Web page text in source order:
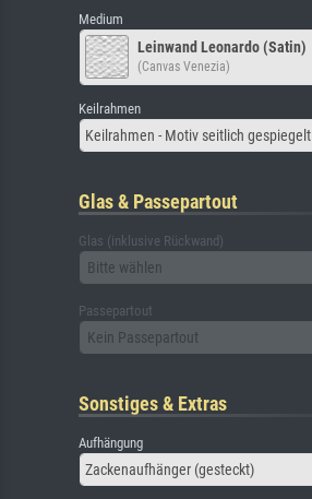
Medium
Leinwand Leonardo (Satin)
(Canvas Venezia)
Keilrahmen
Keilrahmen - Motiv seitlich gespiegelt
Glas & Passepartout
Glas (inklusive Rückwand)
Bitte wählen
Passepartout
Kein Passepartout
Sonstiges & Extras
Aufhängung
Zackenaufhänger (gesteckt)